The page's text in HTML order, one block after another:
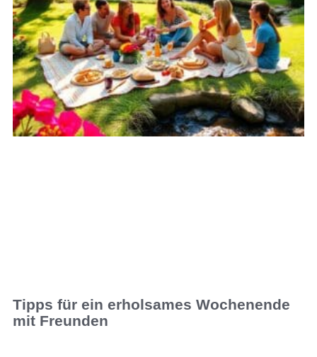
Tipps für ein erholsames Wochenende
mit Freunden